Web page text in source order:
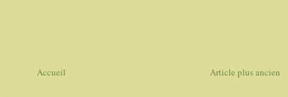
Article plus ancien
Accueil